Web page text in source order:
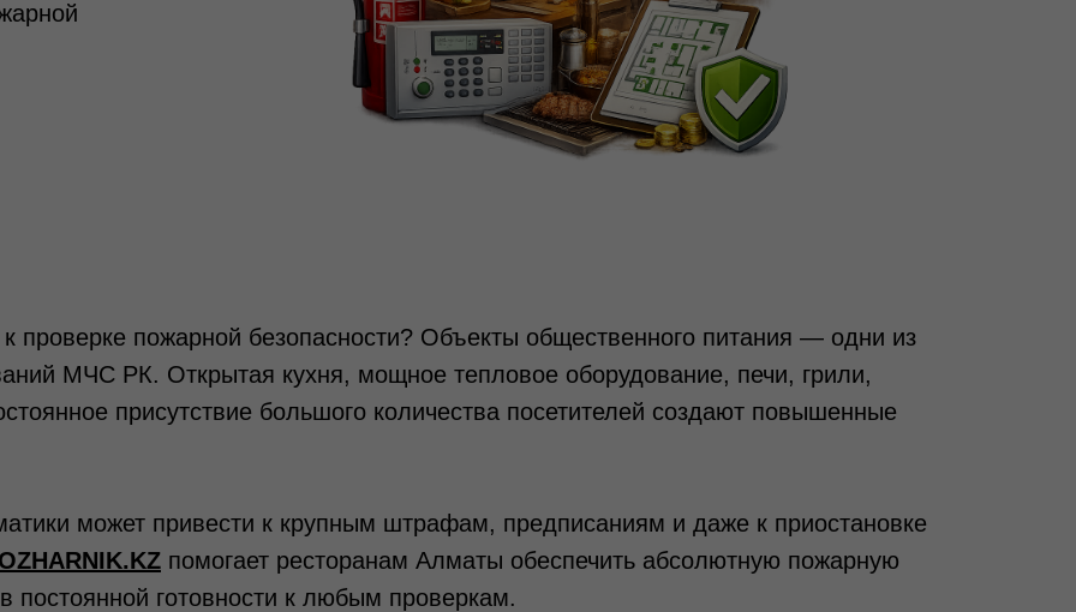
проверке пожарной безопасности? Объекты общественного питания — одни из
МЧС РК. Открытая кухня, мощное тепловое оборудование, печи, грили,
присутствие большого количества посетителей создают повышенные
может привести к крупным штрафам, предписаниям и даже к приостановке
помогает ресторанам Алматы обеспечить абсолютную пожарную
постоянной готовности к любым проверкам.